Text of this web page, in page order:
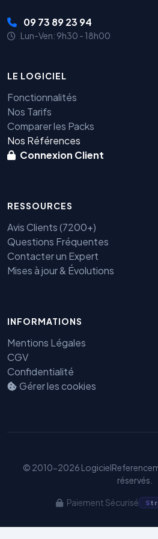
09 73 89 23 94
Lun-Ven: 9h30 - 18h00
LE LOGICIEL
Fonctionnalités
Nos Tarifs
Comparer les Packs
Nos Références
Connexion Client
RESSOURCES
Avis Clients (7200+)
Questions Fréquentes
Contacter un Expert
Mises à jour & Évolutions
INFORMATIONS
Mentions Légales
CGV
Confidentialité
Gérer les cookies
© 2010-2026
réservés.
Paiement Sécurisé S
Benjamin —